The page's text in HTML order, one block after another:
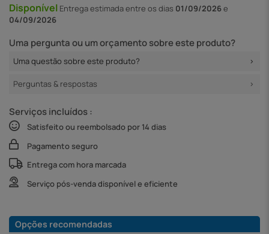
Disponível Entregaestimada entre os dias 01/09/2026e
04/09/2026
Uma pergunta ou um orçamento sobre este produto?
Uma questão sobre este produto?
Perguntas & respostas
Serviços incluídos :
Satisfeito ou reembolsado por 14 dias
Pagamento seguro
Entrega com hora marcada
Serviço pós-venda disponível e eficiente
Opções recomendadas